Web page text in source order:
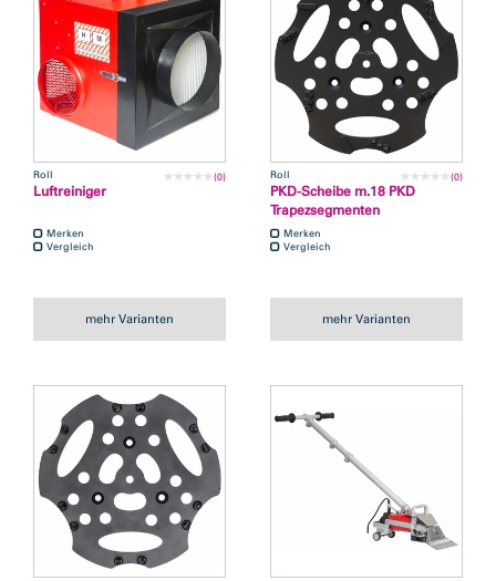
Roll (0)
Luftreiniger
Merken
Vergleich
mehr Varianten
Roll (0)
PKD-Scheibe m.18 PKD
Trapezsegmenten
Merken
Vergleich
mehr Varianten